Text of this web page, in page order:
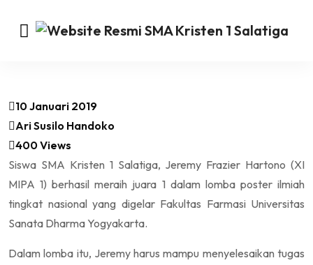
10 Januari 2019
Ari Susilo Handoko
400 Views
Siswa SMA Kristen 1 Salatiga, Jeremy Frazier Hartono (XI
MIPA 1) berhasil meraih juara 1 dalam lomba poster ilmiah
tingkat nasional yang digelar Fakultas Farmasi Universitas
Sanata Dharma Yogyakarta.
Dalam lomba itu, Jeremy harus mampu menyelesaikan tugas